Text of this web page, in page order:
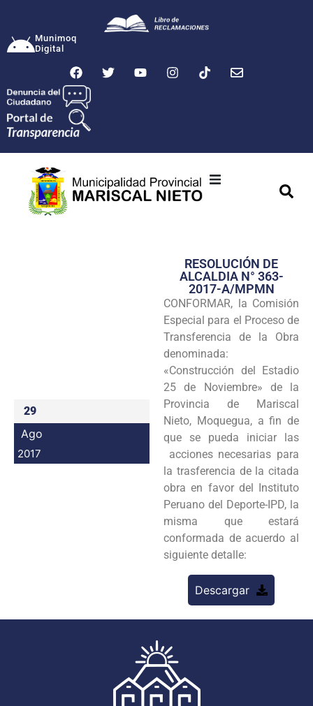
Munimoq
Digital
Transparencia
Seguridad
Programas
Intranet
29
Ago
2017
RESOLUCIÓN DE
ALCALDIA N° 363-
2017-A/MPMN
CONFORMAR, la Comisión
Especial para el Proceso de
Transferencia de la Obra
denominada:
«Construcción del Estadio
25 de Noviembre» de la
Provincia de Mariscal
Nieto, Moquegua, a fin de
que se pueda iniciar las
acciones necesarias para
la trasferencia de la citada
obra en favor del Instituto
Peruano del Deporte-IPD, la
misma que estará
conformada de acuerdo al
siguiente detalle:
Descargar